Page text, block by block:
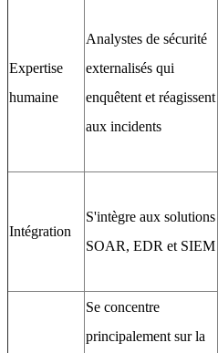
Expertise
humaine
Analystes de sécurité
externalisés qui
enquêtent et réagissent
aux incidents
Intégration
S'intègre aux solutions
SOAR, EDR et SIEM
Se concentre
principalement sur la